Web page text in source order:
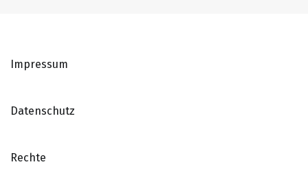
Impressum
Datenschutz
Rechte